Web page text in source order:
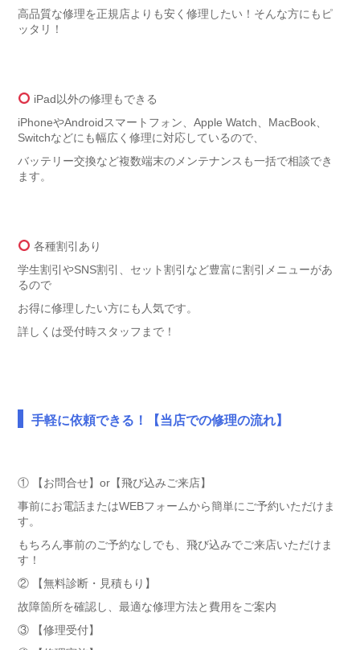
高品質な修理を正規店よりも安く修理したい！そんな方にもピ
ッタリ！
iPad以外の修理もできる
iPhoneやAndroidスマートフォン、Apple Watch、MacBook、
Switchなどにも幅広く修理に対応しているので、
バッテリー交換など複数端末のメンテナンスも一括で相談でき
ます。
各種割引あり
学生割引やSNS割引、セット割引など豊富に割引メニューがあ
るので
お得に修理したい方にも人気です。
詳しくは受付時スタッフまで！
手軽に依頼できる！【当店での修理の流れ】
① 【お問合せ】or【飛び込みご来店】
事前にお電話またはWEBフォームから簡単にご予約いただけま
す。
もちろん事前のご予約なしでも、飛び込みでご来店いただけま
す！
② 【無料診断・見積もり】
故障箇所を確認し、最適な修理方法と費用をご案内
③ 【修理受付】